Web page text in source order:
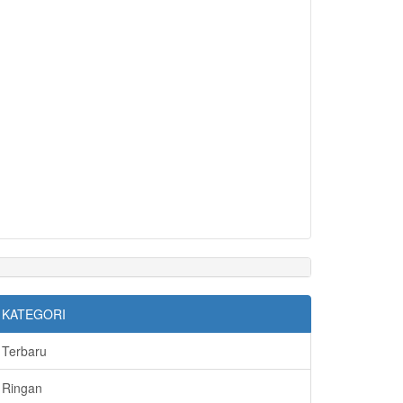
KATEGORI
Terbaru
Ringan